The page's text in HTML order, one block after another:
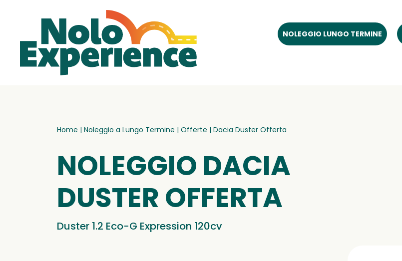
NOLEGGIO LUNGO TERMINE
Home | Noleggio a Lungo Termine | Offerte | Dacia Duster Offerta
NOLEGGIO DACIA
DUSTER OFFERTA
Duster 1.2 Eco-G Expression 120cv